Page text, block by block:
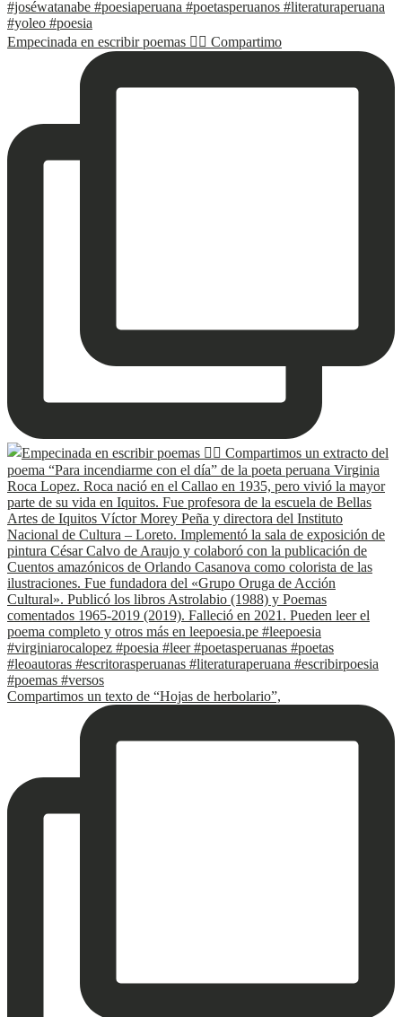
Empecinada en escribir poemas ✍🏽 Compartimo
Compartimos un texto de “Hojas de herbolario”,